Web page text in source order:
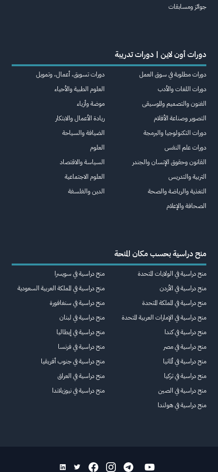
جوائز ومسابقات
دورات أون لاين | دورات تدريبة
دورات مطلوبة في سوق العمل
دورات اللغات والأدب
الفنون والتصميم والموسيقى
التصوير وصناعة الأفلام
دورات التكنولوجيا والبرمجة
دورات علم النفس
القانون وحقوق الإنسان والجندر
التربية والتدريس
التغذية والرياضة والصحة
الصحافة والإعلام
دورات تسويق، أعمال، وتمويل
العلوم الطبية والأحياء
موضة وأزياء
ريادة الأعمال والابتكار
الضيافة والسياحة
العلوم
السياسة والاقتصاد
العلوم الاجتماعية
الدين والفلسفة
منح دراسية بحسب مكان المنحة
منح دراسية في الولايات المتحدة
منح دراسية في الأردن
منح دراسية في المملكة المتحدة
منح دراسية في الإمارات العربية المتحدة
منح دراسية في كندا
منح دراسية في مصر
منح دراسية في ألمانيا
منح دراسية في تركيا
منح دراسية في الصين
منح دراسية في هولندا
منح دراسية في سويسرا
منح دراسية في المملكة العربية السعودية
منح دراسية في سنغافورة
منح دراسية في لبنان
منح دراسية في إيطاليا
منح دراسية في فرنسا
منح دراسية في جنوب أفريقيا
منح دراسية في العراق
منح دراسية في نيوزيلاندا